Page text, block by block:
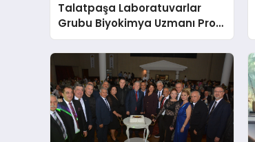
Talatpaşa Laboratuvarlar
Grubu Biyokimya Uzmanı Prof.
Dr. Ahmet Var